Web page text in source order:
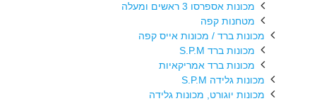
מכונות אספרסו 3 ראשים ומעלה
מטחנות קפה
מכונות ברד / מכונות אייס קפה
מכונות ברד S.P.M
מכונות ברד אמריקאיות
מכונות גלידה S.P.M
מכונות יוגורט, מכונות גלידה